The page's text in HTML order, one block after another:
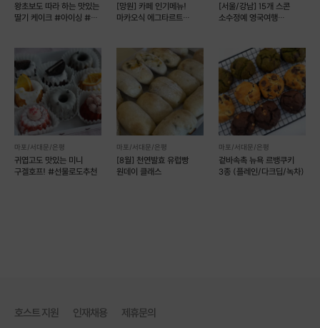
왕초보도 따라 하는 맛있는
딸기 케이크 #아이싱 #
[망원] 카페 인기메뉴!
마카오식 에그타르트
[서울/강남] 15개 스콘
소수정예 영국여행
마포/서대문/은평
귀엽고도 맛있는 미니
구겔호프! #선물로도추천
마포/서대문/은평
[8월] 천연발효 유럽빵
원데이 클래스
마포/서대문/은평
겉바속촉 뉴욕 르뱅쿠키
3종 (플레인/다크딥/녹차)
호스트 지원 인재채용 제휴문의